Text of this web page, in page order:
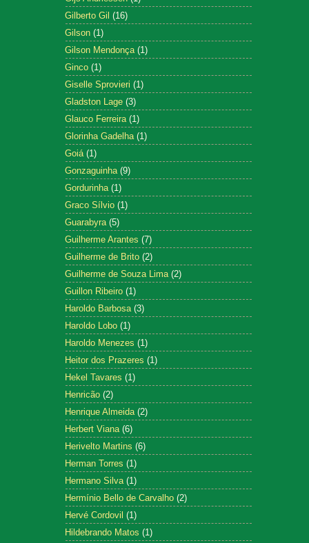
Gilberto Gil (16)
Gilson (1)
Gilson Mendonça (1)
Ginco (1)
Giselle Sprovieri (1)
Gladston Lage (3)
Glauco Ferreira (1)
Glorinha Gadelha (1)
Goiá (1)
Gonzaguinha (9)
Gordurinha (1)
Graco Sílvio (1)
Guarabyra (5)
Guilherme Arantes (7)
Guilherme de Brito (2)
Guilherme de Souza Lima (2)
Guillon Ribeiro (1)
Haroldo Barbosa (3)
Haroldo Lobo (1)
Haroldo Menezes (1)
Heitor dos Prazeres (1)
Hekel Tavares (1)
Henricão (2)
Henrique Almeida (2)
Herbert Viana (6)
Herivelto Martins (6)
Herman Torres (1)
Hermano Silva (1)
Hermínio Bello de Carvalho (2)
Hervé Cordovil (1)
Hildebrando Matos (1)